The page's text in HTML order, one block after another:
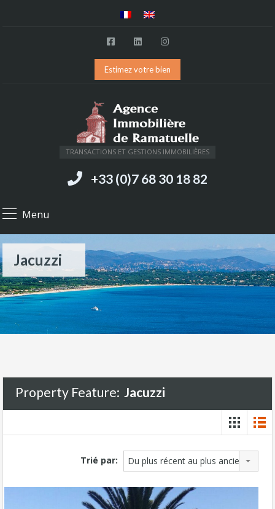
Estimez votre bien
TRANSACTIONS ET GESTIONS IMMOBILIÈRES
+33 (0)7 68 30 18 82
Menu
Jacuzzi
Property Feature: Jacuzzi
Trié par: Du plus récent au plus ancien